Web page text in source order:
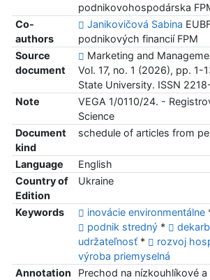
podnikovohospodárska
Co-
authors
Janikovičová Sabina
podnikových financií FPM
Source
document
Marketing and
Vol. 17, no. 1 (2026), pp. 1-
State University. ISSN
Note
VEGA 1/0110/24. -
Science
Document
kind
schedule of articles from
Language
English
Country of
Edition
Ukraine
Keywords inovácie environmentálne
podnik stredný *
udržateľnosť * rozvoj
výroba priemyselná
Annotation
Prechod na nízkouhlíkové